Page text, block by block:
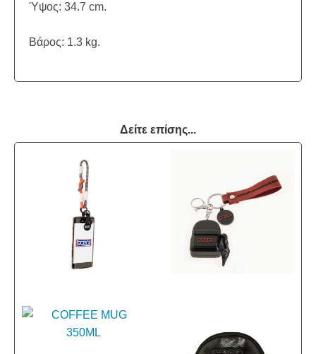
Ύψος: 34.7 cm.
Βάρος: 1.3 kg.
Δείτε επίσης...